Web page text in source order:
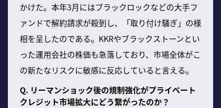
かけた。本年3月にはブラックロックなどの大手フ
ァンドで解約請求が殺到し、「取り付け騒ぎ」の様
相を呈したのである。KKRやブラックストーンとい
った運用会社の株価も急落しており、市場全体がこ
の新たなリスクに敏感に反応していると言える。
Q. リーマンショック後の規制強化がプライベート
クレジット市場拡大にどう繋がったのか？